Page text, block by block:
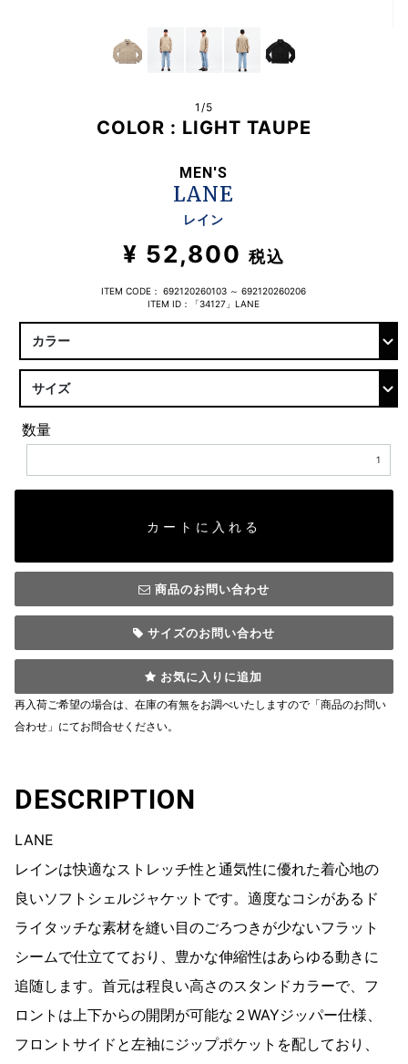
1/5
COLOR : LIGHT TAUPE
MEN'S
LANE
レイン
¥ 52,800 税込
ITEM CODE：692120260103 ～ 692120260206
ITEM ID：「34127」LANE
数量
カートに入れる
商品のお問い合わせ
サイズのお問い合わせ
お気に入りに追加
再入荷ご希望の場合は、在庫の有無をお調べいたしますので「商品のお問い
合わせ」にてお問合せください。
DESCRIPTION
LANE
レインは快適なストレッチ性と通気性に優れた着心地の
良いソフトシェルジャケットです。適度なコシがあるド
ライタッチな素材を縫い目のごろつきが少ないフラット
シームで仕立てており、豊かな伸縮性はあらゆる動きに
追随します。首元は程良い高さのスタンドカラーで、フ
ロントは上下からの開閉が可能な２WAYジッパー仕様、
フロントサイドと左袖にジップポケットを配しており、